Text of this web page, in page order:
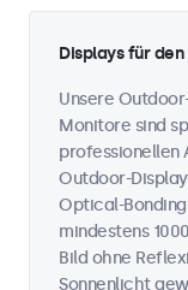
Displays für
Unsere
Monitore sind
professionellen
Outdoor-
Optical-
mindestens
Bild ohne
Sonnenlicht